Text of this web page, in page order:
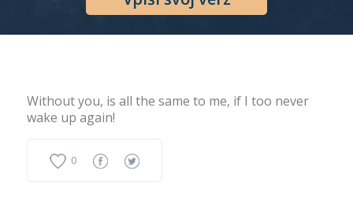
Without you, is all the same to me, if I too never
wake up again!
0